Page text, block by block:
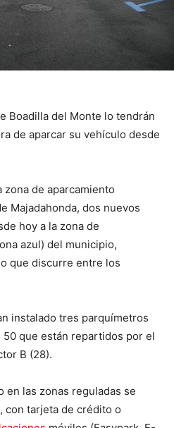
Boadilla del Monte lo tendrán
de aparcar su vehículo desde
de aparcamiento
Majadahonda, dos nuevos
hoy a la zona de
azul) del municipio,
que discurre entre los
instalado tres parquímetros
que están repartidos por el
B (28).
en las zonas reguladas se
con tarjeta de crédito o